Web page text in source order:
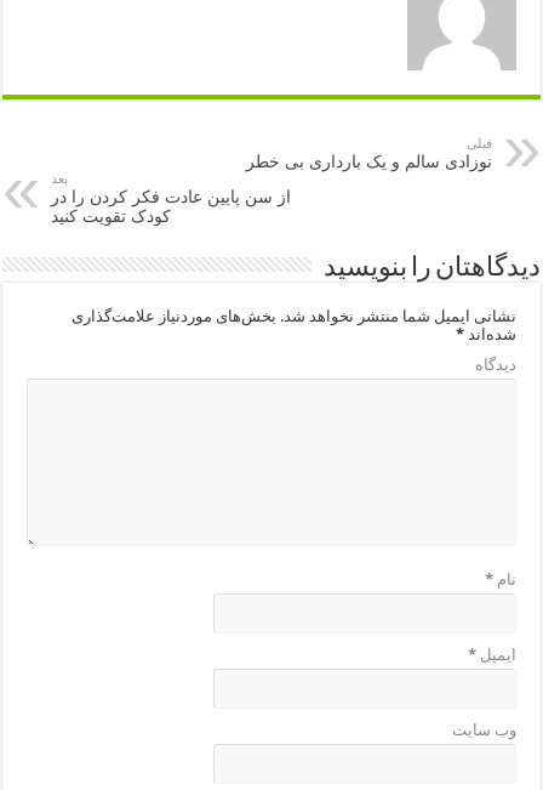
قبلی
نوزادی سالم و یک بارداری بی خطر
بعد
از سن پایین عادت فکر کردن را در
کودک تقویت کنید
دیدگاهتان را بنویسید
نشانی ایمیل شما منتشر نخواهد شد. بخش‌های موردنیاز علامت‌گذاری
شده‌اند*
دیدگاه
نام*
ایمیل*
وب‌ سایت